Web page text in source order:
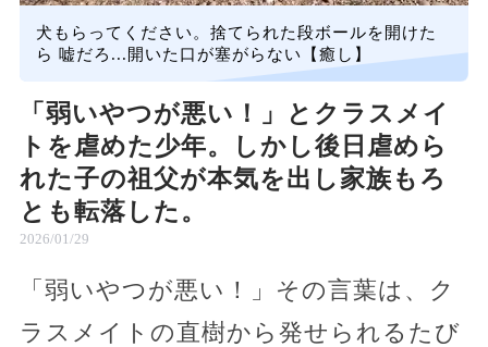
犬もらってください。捨てられた段ボールを開けた
ら 嘘だろ...開いた口が塞がらない【癒し】
「弱いやつが悪い！」とクラスメイ
トを虐めた少年。しかし後日虐めら
れた子の祖父が本気を出し家族もろ
とも転落した。
2026/01/29
「弱いやつが悪い！」その言葉は、ク
ラスメイトの直樹から発せられるたび